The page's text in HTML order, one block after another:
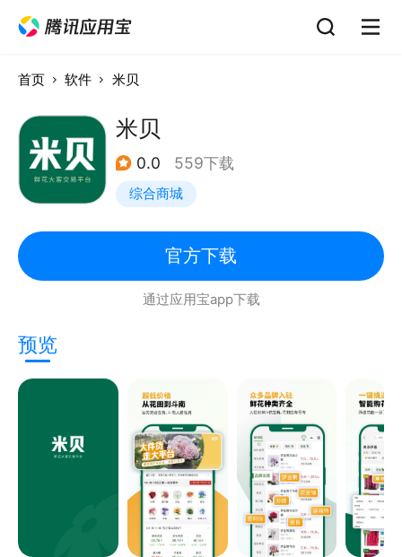
首页 软件 米贝
米贝
0.0 559下载
综合商城
官方下载
通过应用宝app下载
预览